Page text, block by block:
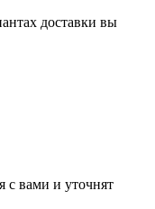
доставки вы
с вами и уточнят